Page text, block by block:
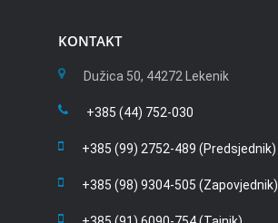
KONTAKT
Dužica 50, 44272 Lekenik
+385 (44) 752-030
+385 (99) 2752-489 (Predsjednik)
+385 (98) 9304-505 (Zapovjednik)